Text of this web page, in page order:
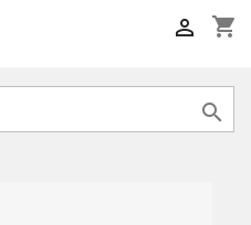
shopping_cart

